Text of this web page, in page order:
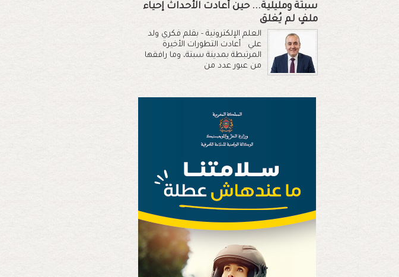
سبتة ومليلية... حين أعادت الأحداث إحياء
ملفٍ لم يُغلق
العلم الإلكترونية - بقلم فكري ولد
علي أعادت التطورات الأخيرة
المرتبطة بمدينة سبتة، وما رافقها
من عبور عدد من